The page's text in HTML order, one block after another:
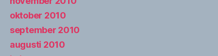
oktober 2010
september 2010
augusti 2010